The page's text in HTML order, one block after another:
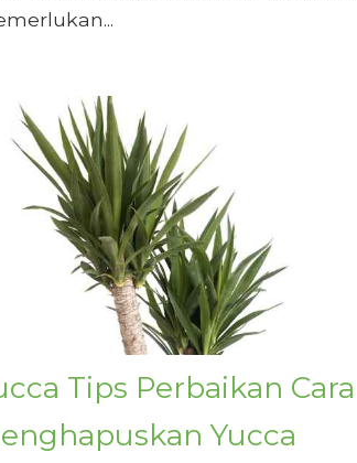
Tips Perbaikan Cara
Yucca